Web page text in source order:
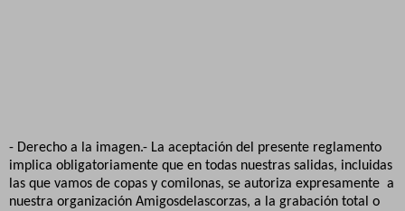
- Derecho a la imagen.- La aceptación del presente reglamento
implica obligatoriamente que en todas nuestras salidas, incluidas
las que vamos de copas y comilonas, se autoriza expresamente a
nuestra organización Amigosdelascorzas, a la grabación total o